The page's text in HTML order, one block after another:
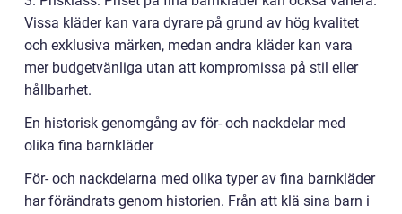
Vissa kläder kan vara dyrare på grund av hög kvalitet
och exklusiva märken, medan andra kläder kan vara
mer budgetvänliga utan att kompromissa på stil eller
hållbarhet.
En historisk genomgång av för- och nackdelar med
olika fina barnkläder
För- och nackdelarna med olika typer av fina barnkläder
har förändrats genom historien. Från att klä sina barn i